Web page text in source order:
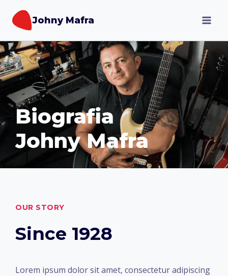
Johny Mafra
Biografia
Johny Mafra
OUR STORY
Since 1928
Lorem ipsum dolor sit amet, consectetur adipiscing